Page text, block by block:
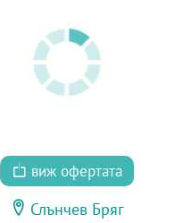
виж офертата
Слънчев Бряг